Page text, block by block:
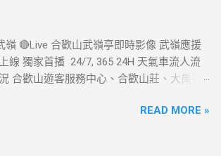
嶺 🔴Live 合歡山武嶺亭即時影像 武嶺應援
線 獨家首播 24/7, 365 24H 天氣車流人流
合歡山遊客服務中心、合歡山莊、大禹嶺
嶺亭即時影像 #武嶺 合歡山武嶺即時影像 》
READ MORE »